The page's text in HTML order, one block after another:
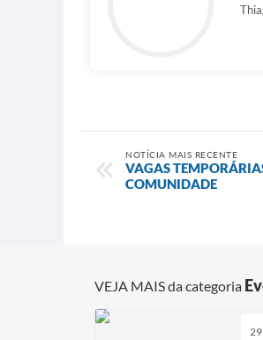
NOTÍCIA MAIS RECENTE
VAGAS
COMUNIDADE
VEJA MAIS da categoria